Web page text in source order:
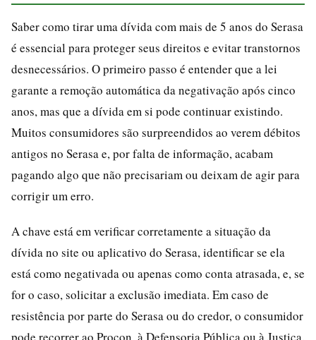
Saber como tirar uma dívida com mais de 5 anos do Serasa
é essencial para proteger seus direitos e evitar transtornos
desnecessários. O primeiro passo é entender que a lei
garante a remoção automática da negativação após cinco
anos, mas que a dívida em si pode continuar existindo.
Muitos consumidores são surpreendidos ao verem débitos
antigos no Serasa e, por falta de informação, acabam
pagando algo que não precisariam ou deixam de agir para
corrigir um erro.
A chave está em verificar corretamente a situação da
dívida no site ou aplicativo do Serasa, identificar se ela
está como negativada ou apenas como conta atrasada, e, se
for o caso, solicitar a exclusão imediata. Em caso de
resistência por parte do Serasa ou do credor, o consumidor
pode recorrer ao Procon, à Defensoria Pública ou à Justiça.